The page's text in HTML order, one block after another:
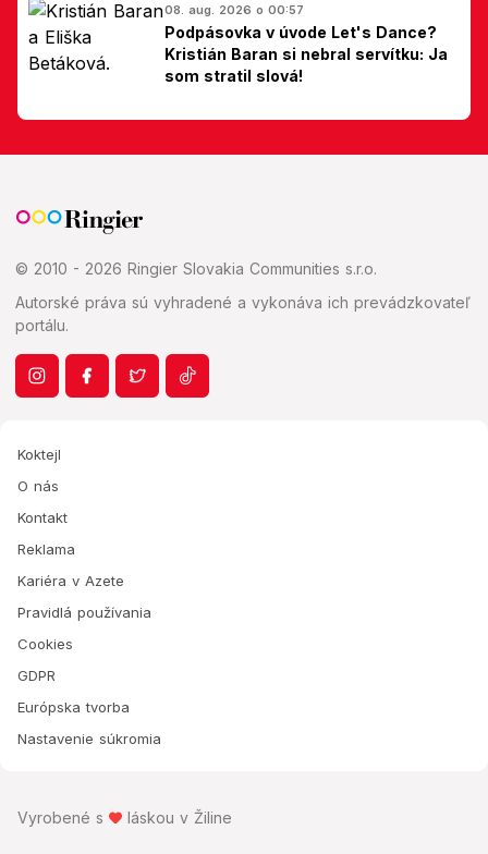
08. aug. 2026 o 00:57
Podpásovka v úvode Let's Dance?
Kristián Baran si nebral servítku: Ja
som stratil slová!
© 2010 - 2026 Ringier Slovakia Communities s.r.o.
Autorské práva sú vyhradené a vykonáva ich prevádzkovateľ
portálu.
Koktejl
O nás
Kontakt
Reklama
Kariéra v Azete
Pravidlá používania
Cookies
GDPR
Európska tvorba
Nastavenie súkromia
Vyrobené s láskou v Žiline